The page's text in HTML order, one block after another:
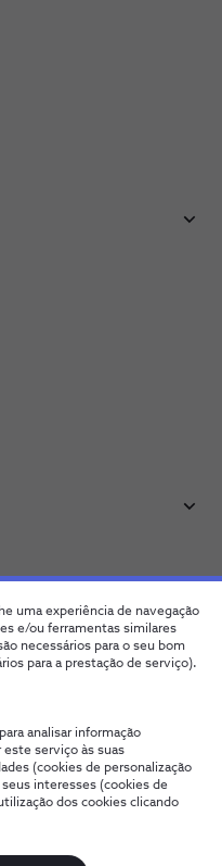
uma experiência de navegação
e/ou ferramentas similares
necessários para o seu bom
para a prestação de serviço).
analisar informação
serviço às suas
(cookies de personalização
interesses (cookies de
dos cookies clicando